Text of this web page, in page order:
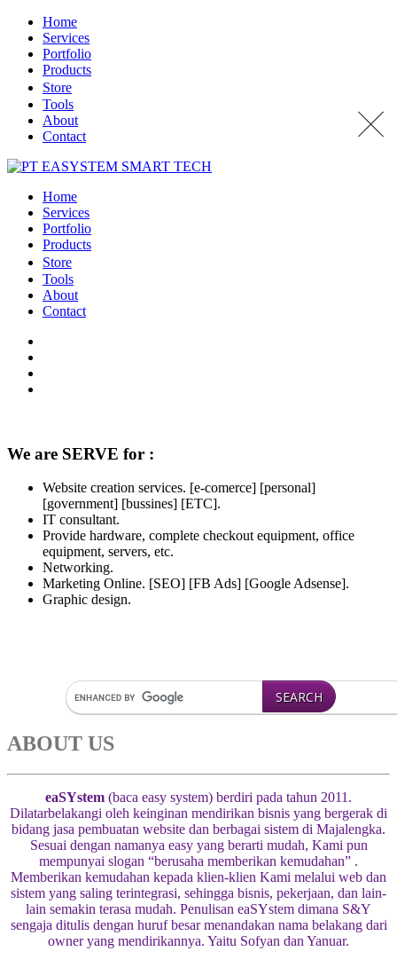
Home
Services
Portfolio
Products
Store
Tools
About
Contact
Home
Services
Portfolio
Products
Store
Tools
About
Contact
We are SERVE for :
Website creation services. [e-comerce] [personal]
[government] [bussines] [ETC].
IT consultant.
Provide hardware, complete checkout equipment, office
equipment, servers, etc.
Networking.
Marketing Online. [SEO] [FB Ads] [Google Adsense].
Graphic design.
ABOUT US
eaSYstem (baca easy system) berdiri pada tahun 2011.
Dilatarbelakangi oleh keinginan mendirikan bisnis yang bergerak di
bidang jasa pembuatan website dan berbagai sistem di Majalengka.
Sesuai dengan namanya easy yang berarti mudah, Kami pun
mempunyai slogan “berusaha memberikan kemudahan” .
Memberikan kemudahan kepada klien-klien Kami melalui web dan
sistem yang saling terintegrasi, sehingga bisnis, pekerjaan, dan lain-
lain semakin terasa mudah. Penulisan eaSYstem dimana S&Y
sengaja ditulis dengan huruf besar menandakan nama belakang dari
owner yang mendirikannya. Yaitu Sofyan dan Yanuar.